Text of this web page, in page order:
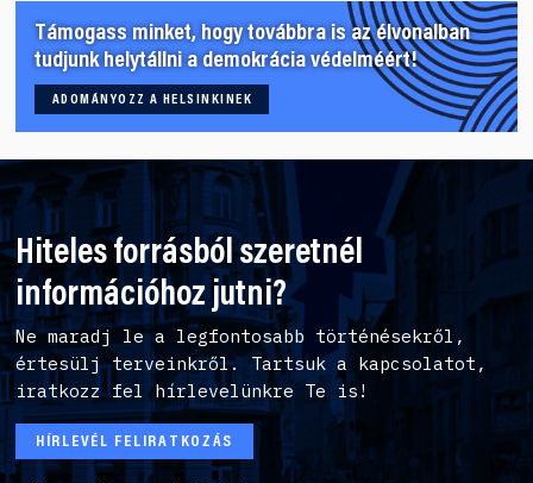
Támogass minket, hogy továbbra is az élvonalban
tudjunk helytállni a demokrácia védelméért!
ADOMÁNYOZZ A HELSINKINEK
Hiteles forrásból szeretnél
információhoz jutni?
Ne maradj le a legfontosabb történésekről,
értesülj terveinkről. Tartsuk a kapcsolatot,
iratkozz fel hírlevelünkre Te is!
HÍRLEVÉL FELIRATKOZÁS